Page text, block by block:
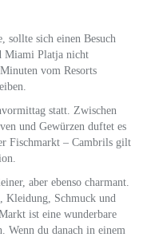
sollte sich einen Besuch
Miami Platja nicht
vom Resorts
statt. Zwischen
und Gewürzen duftet es
Fischmarkt – Cambrils gilt
aber ebenso charmant.
Kleidung, Schmuck und
ist eine wunderbare
Wenn du danach in einem